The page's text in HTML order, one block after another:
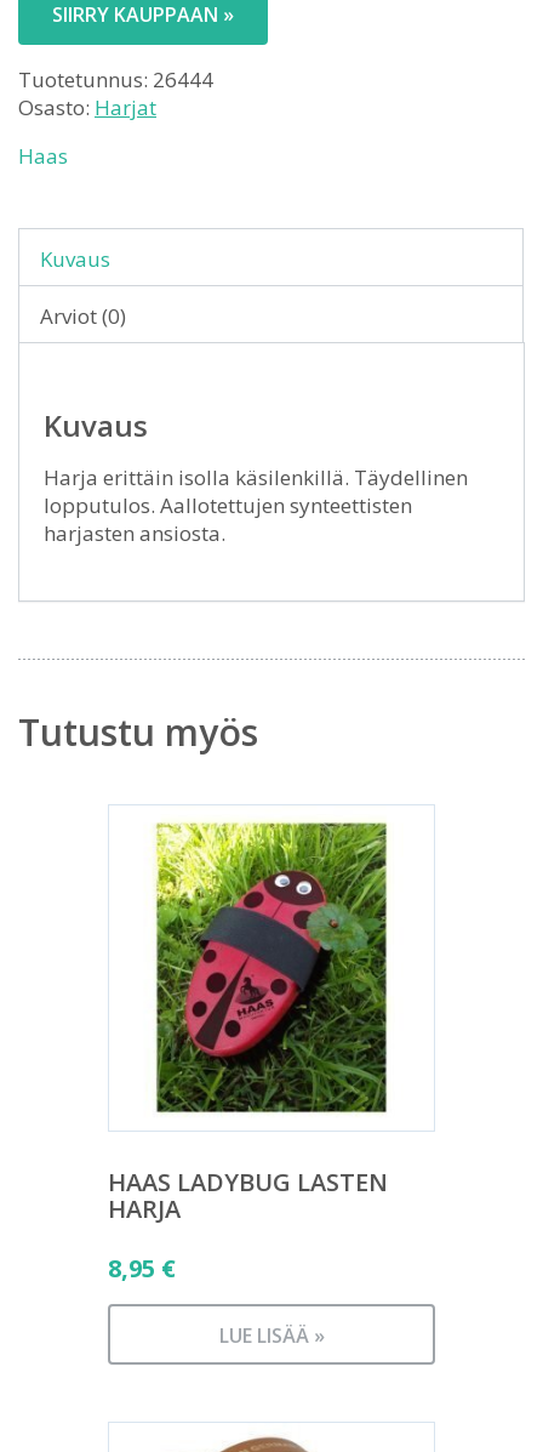
SIIRRY KAUPPAAN »
Tuotetunnus: 26444
Osasto: Harjat
Haas
Kuvaus
Arviot (0)
Kuvaus
Harja erittäin isolla käsilenkillä. Täydellinen
lopputulos. Aallotettujen synteettisten
harjasten ansiosta.
Tutustu myös
HAAS LADYBUG LASTEN
HARJA
8,95 €
LUE LISÄÄ »